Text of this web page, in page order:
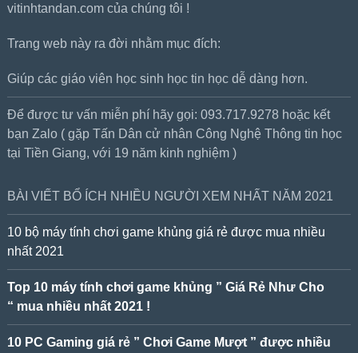
vitinhtandan.com của chúng tôi !
Trang web này ra đời nhằm mục đích:
Giúp các giáo viên học sinh học tin học dễ dàng hơn.
Để được tư vấn miễn phí hãy gọi: 093.717.9278 hoặc kết
bạn Zalo ( gặp Tấn Dân cử nhân Công Nghệ Thông tin học
tại Tiền Giang, với 19 năm kinh nghiệm )
BÀI VIẾT BỔ ÍCH NHIỀU NGƯỜI XEM NHẤT NĂM 2021
10 bộ máy tính chơi game khủng giá rẻ được mua nhiều
nhất 2021
Top 10 máy tính chơi game khủng ” Giá Rẻ Như Cho
“ mua nhiều nhất 2021 !
10 PC Gaming giá rẻ ” Chơi Game Mượt ” được nhiều